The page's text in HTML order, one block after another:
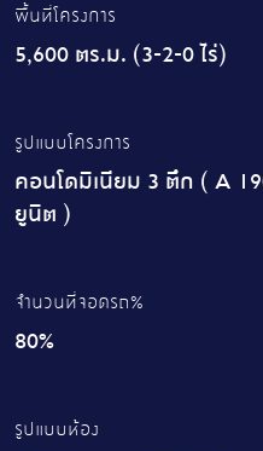
พื้นที่โครงการ
5,600 ตร.ม. (3-2-0 ไร่)
รูปแบบโครงการ
คอนโดมิเนียม 3 ตึก ( A
ยูนิต )
จำนวนที่จอดรถ%
80%
รูปแบบห้อง